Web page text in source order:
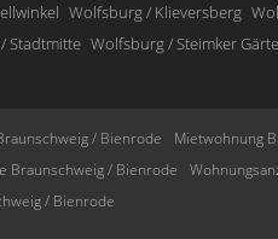
Wolfsburg / Klieversberg
Stadtmitte Wolfsburg / Steimker
/ Bienrode Mietwohnung
Braunschweig / Bienrode
/ Bienrode